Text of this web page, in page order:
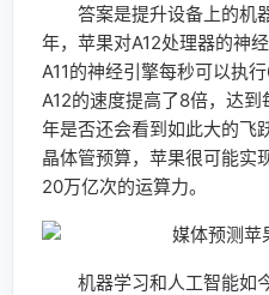
答案是提升设备上的机
年，苹果对A12处理器的神
A11的神经引擎每秒可以执
A12的速度提高了8倍，达
年是否还会看到如此大的飞
晶体管预算，苹果很可能实
20万亿次的运算力。
机器学习和人工智能如